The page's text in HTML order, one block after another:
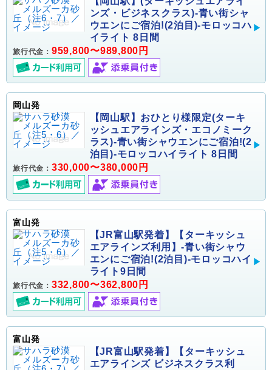
ンズ・ビジネスクラス)-青い街シャ
ウエンにご宿泊!(2泊目)-モロッコハ
イライト 8日間
旅行代金： 959,800〜989,800円
岡山発
【岡山駅】おひとり様限定(ターキ
ッシュエアラインズ・エコノミーク
ラス)-青い街シャウエンにご宿泊!(2
泊目)-モロッコハイライト 8日間
旅行代金： 330,000〜380,000円
富山発
【JR富山駅発着】【ターキッシュ
エアラインズ利用】-青い街シャウ
エンにご宿泊!(2泊目)-モロッコハイ
ライト9日間
旅行代金： 332,800〜362,800円
富山発
【JR富山駅発着】【ターキッシュ
エアラインズ ビジネスクラス利